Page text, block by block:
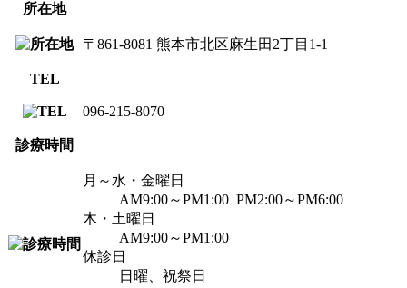
所在地
〒861-8081 熊本市北区麻生田2丁目1-1
TEL
096-215-8070
診療時間
月～水・金曜日
AM9:00～PM1:00 PM2:00～PM6:00
木・土曜日
AM9:00～PM1:00
休診日
日曜、祝祭日